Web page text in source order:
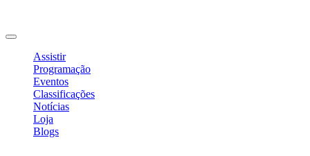
Assistir
Programação
Eventos
Classificações
Notícias
Loja
Blogs